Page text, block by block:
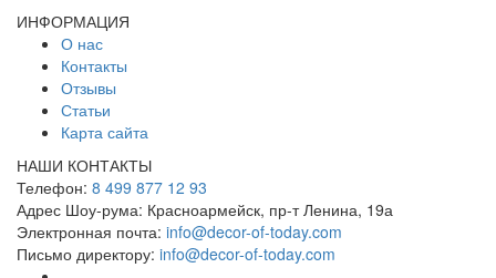
ИНФОРМАЦИЯ
О нас
Контакты
Отзывы
Статьи
Карта сайта
НАШИ КОНТАКТЫ
Телефон: 8 499 877 12 93
Адрес Шоу-рума: Красноармейск, пр-т Ленина, 19а
Электронная почта: info@decor-of-today.com
Письмо директору: info@decor-of-today.com